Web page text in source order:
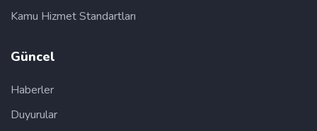
Kamu Hizmet Standartları
Güncel
Haberler
Duyurular